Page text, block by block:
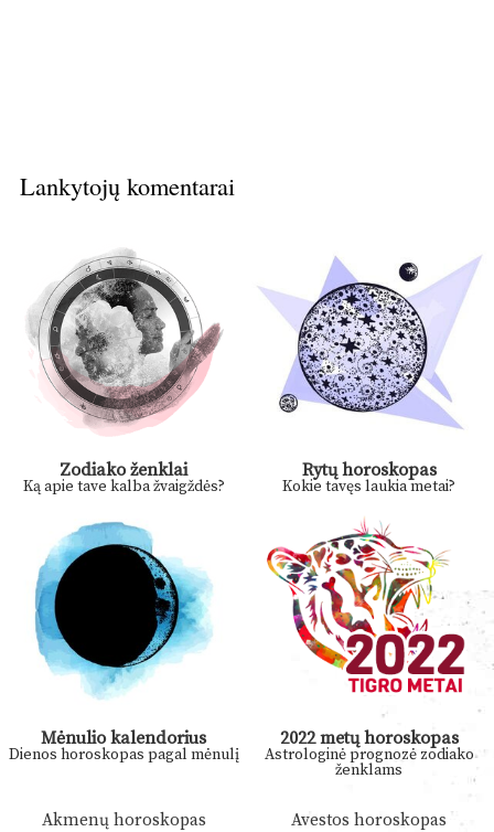
Lankytojų komentarai
Zodiako ženklai
Ką apie tave kalba žvaigždės?
Rytų horoskopas
Kokie tavęs laukia metai?
Mėnulio kalendorius
Dienos horoskopas pagal mėnulį
2022 metų horoskopas
Astrologinė prognozė zodiako
ženklams
Akmenų horoskopas
Avestos horoskopas